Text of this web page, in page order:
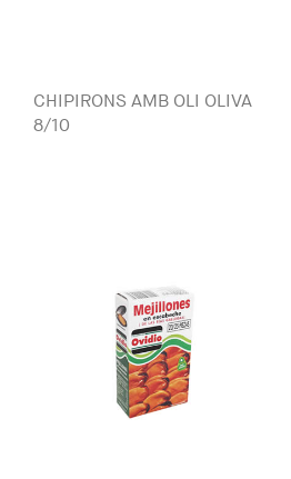
CHIPIRONS AMB OLI OLIVA
8/10